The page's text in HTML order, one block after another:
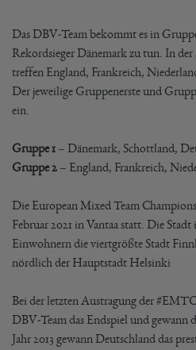
Das DBV-Team bekommt es in
Rekordsieger Dänemark zu tun. In der
treffen England, Frankreich,
Der jeweilige Gruppenerste und
ein.
Gruppe 1 – Dänemark, Schottland,
Gruppe 2 – England, Frankreich,
Die European Mixed Team
Februar 2021 in Vantaa statt. Die
Einwohnern die viertgrößte Stadt
nördlich der Hauptstadt Helsinki
Bei der letzten Austragung der
DBV-Team das Endspiel und gewann
Jahr 2013 gewann Deutschland das